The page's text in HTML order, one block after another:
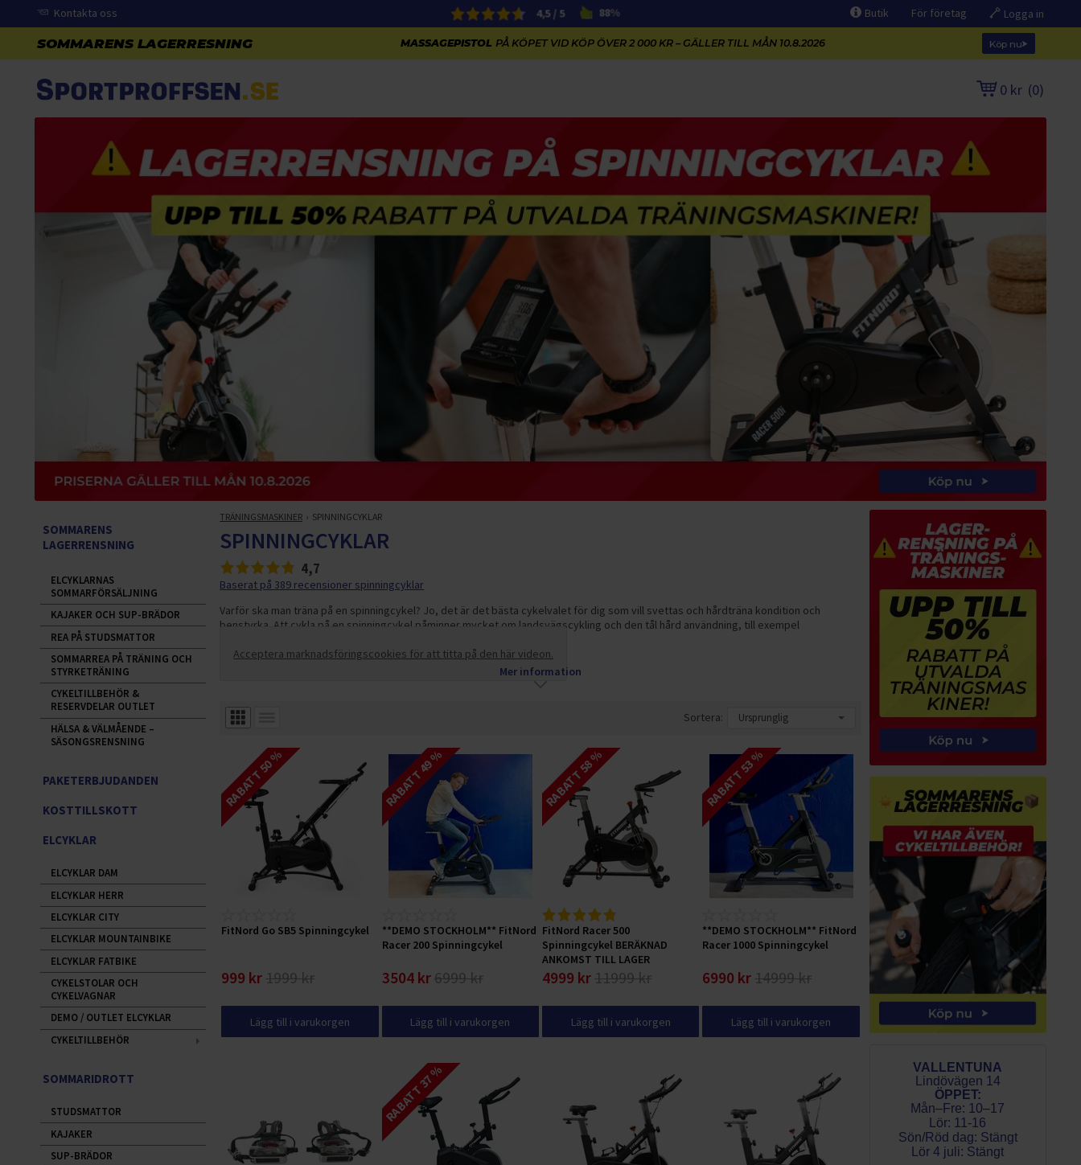
Kontakta oss 4,5 / 5 88% Butik För företag Logga in
MASSAGEPISTOL PÅ KÖPET VID KÖP ÖVER 2 000 KR – GÄLLER TILL MÅN 10.8.2026 Köp nu
0 kr (0)
TRÄNINGSMASKINER SPINNINGCYKLAR
SPINNINGCYKLAR
4,7
Baserat på 389 recensioner spinningcyklar
Varför ska man träna på en spinningcykel? Jo, det är det bästa cykelvalet för dig som vill svettas och hårdträna kondition och
benstyrka. Att cykla på en spinningcykel påminner mycket om landsvägscykling och den tål hård användning, till exempel
Acceptera marknadsföringscookies för att titta på den här videon.
Mer information
Sortera:
RABATT 50 %
FitNord Go SB5 Spinningcykel
999 kr 1999 kr
Lägg till i varukorgen
RABATT 49 %
**DEMO STOCKHOLM** FitNord
Racer 200 Spinningcykel
3504 kr6999 kr
Lägg till i varukorgen
RABATT 58 %
FitNord Racer 500
Spinningcykel BERÄKNAD
ANKOMST TILL LAGER
27/8/2026
4999 kr11999 kr
Lägg till i varukorgen
RABATT 53 %
**DEMO STOCKHOLM** FitNord
Racer 1000 Spinningcykel
6990 kr 14999 kr
Lägg till i varukorgen
RABATT 37 %
SOMMARENS
LAGERRENSNING
ELCYKLARNAS
SOMMARFÖRSÄLJNING
KAJAKER OCH SUP-BRÄDOR
REA PÅ STUDSMATTOR
SOMMARREA PÅ TRÄNING OCH
STYRKETRÄNING
CYKELTILLBEHÖR &
RESERVDELAR OUTLET
HÄLSA & VÄLMÅENDE –
SÄSONGSRENSNING
PAKETERBJUDANDEN
KOSTTILLSKOTT
ELCYKLAR
ELCYKLAR DAM
ELCYKLAR HERR
ELCYKLAR CITY
ELCYKLAR MOUNTAINBIKE
ELCYKLAR FATBIKE
CYKELSTOLAR OCH
CYKELVAGNAR
DEMO / OUTLET ELCYKLAR
CYKELTILLBEHÖR
SOMMARIDROTT
STUDSMATTOR
KAJAKER
SUP-BRÄDOR
VALLENTUNA
Lindövägen 14
ÖPPET:
Mån–Fre: 10–17
Lör: 11-16
Sön/Röd dag: Stängt
Lör 4 juli: Stängt